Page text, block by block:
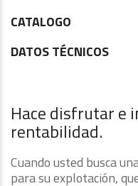
CATALOGO
DATOS TÉCNICOS
Hace disfrutar e
rentabilidad.
Cuando usted busca
para su explotación,